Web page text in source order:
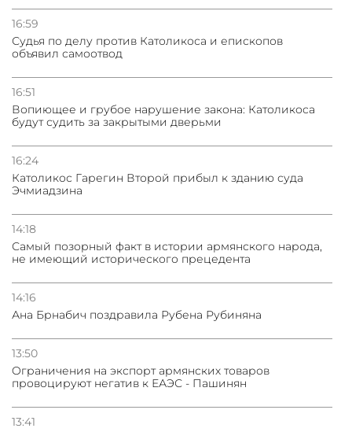
16:59
Судья по делу против Католикоса и епископов
объявил самоотвод
16:51
Вопиющее и грубое нарушение закона: Католикоса
будут судить за закрытыми дверьми
16:24
Католикос Гарегин Второй прибыл к зданию суда
Эчмиадзина
14:18
Самый позорный факт в истории армянского народа,
не имеющий исторического прецедента
14:16
Ана Брнабич поздравила Рубена Рубиняна
13:50
Oграничения на экспорт армянских товаров
провоцируют негатив к ЕАЭС - Пашинян
13:41